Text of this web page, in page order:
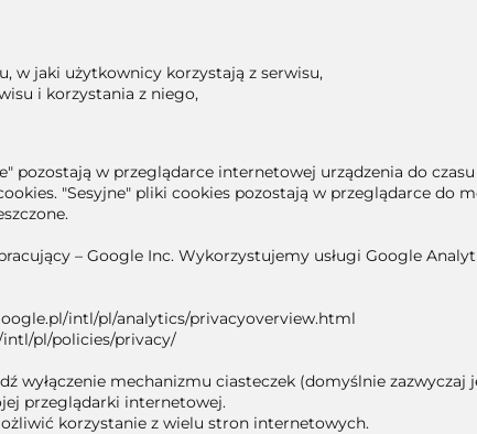
w jaki użytkownicy korzystają z serwisu,
i korzystania z niego,
pozostają w przeglądarce internetowej urządzenia do
"Sesyjne" pliki cookies pozostają w przeglądarce do
– Google Inc. Wykorzystujemy usługi Google
intl/pl/analytics/privacyoverview.html
pl/policies/privacy/
wyłączenie mechanizmu ciasteczek (domyślnie zazwyczaj
przeglądarki internetowej.
korzystanie z wielu stron internetowych.